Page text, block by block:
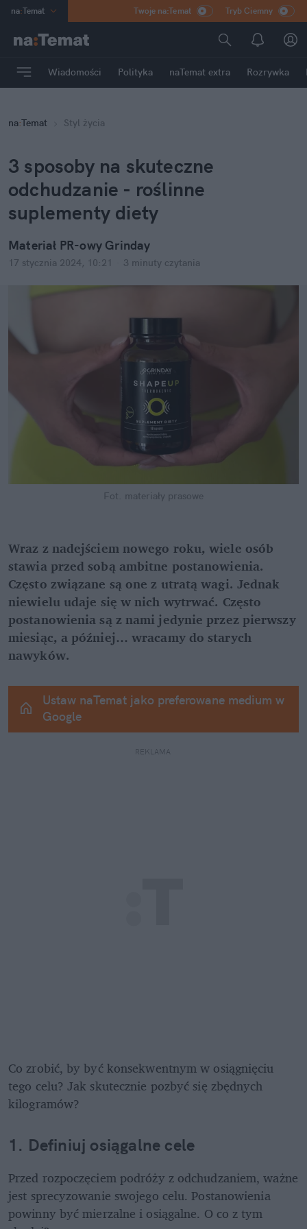
na:Temat
Poland
mama
Rozrywka
Twoje na:Temat Tryb Ciemny
Wiadomości Polityka naTemat extra Rozrywka
na:Temat Styl życia
3 sposoby na skuteczne
odchudzanie - roślinne
suplementy diety
Materiał PR-owy Grinday
17 stycznia 2024, 10:21 3 minuty czytania
Fot. materiały prasowe
Wraz z nadejściem nowego roku, wiele osób
stawia przed sobą ambitne postanowienia.
Często związane są one z utratą wagi. Jednak
niewielu udaje się w nich wytrwać. Często
postanowienia są z nami jedynie przez pierwszy
miesiąc, a później… wracamy do starych
nawyków.
Ustaw naTemat jako preferowane medium w
Google
REKLAMA
Co zrobić, by być konsekwentnym w osiągnięciu
tego celu? Jak skutecznie pozbyć się zbędnych
kilogramów?
1. Definiuj osiągalne cele
Przed rozpoczęciem podróży z odchudzaniem, ważne
jest sprecyzowanie swojego celu. Postanowienia
powinny być mierzalne i osiągalne. O co z tym